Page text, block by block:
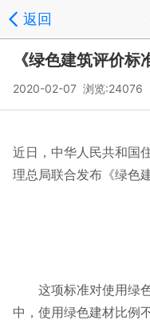
返回
《绿色建筑评价
2020-02-07 浏览:24076
近日，中华人民共和国
理总局联合发布《绿色
这项标准对使用绿色
中，使用绿色建材比例